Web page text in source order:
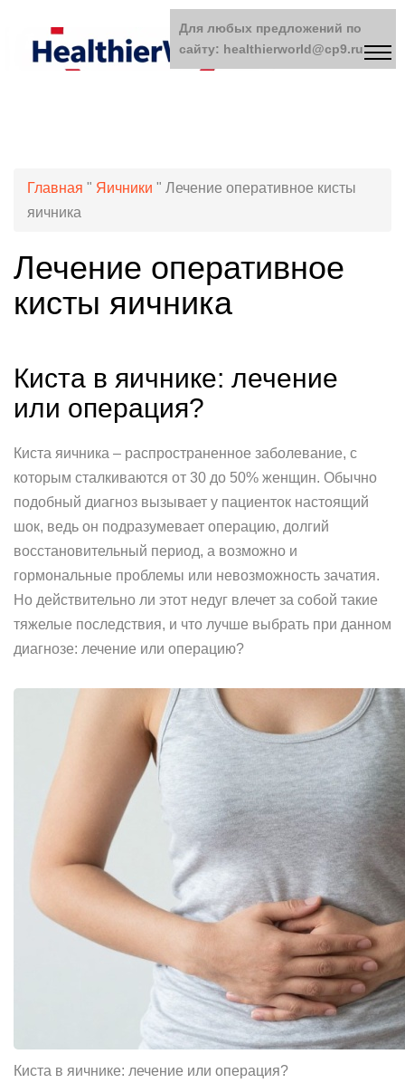
Главная " Яичники " Лечение оперативное кисты
яичника
Лечение оперативное
кисты яичника
Киста в яичнике: лечение
или операция?
Киста яичника – распространенное заболевание, с
которым сталкиваются от 30 до 50% женщин. Обычно
подобный диагноз вызывает у пациенток настоящий
шок, ведь он подразумевает операцию, долгий
восстановительный период, а возможно и
гормональные проблемы или невозможность зачатия.
Но действительно ли этот недуг влечет за собой такие
тяжелые последствия, и что лучше выбрать при данном
диагнозе: лечение или операцию?
Киста в яичнике: лечение или операция?
Для любых предложений по
сайту: healthierworld@cp9.ru